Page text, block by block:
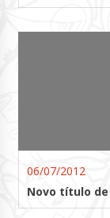
06/07/2012
Novo título de